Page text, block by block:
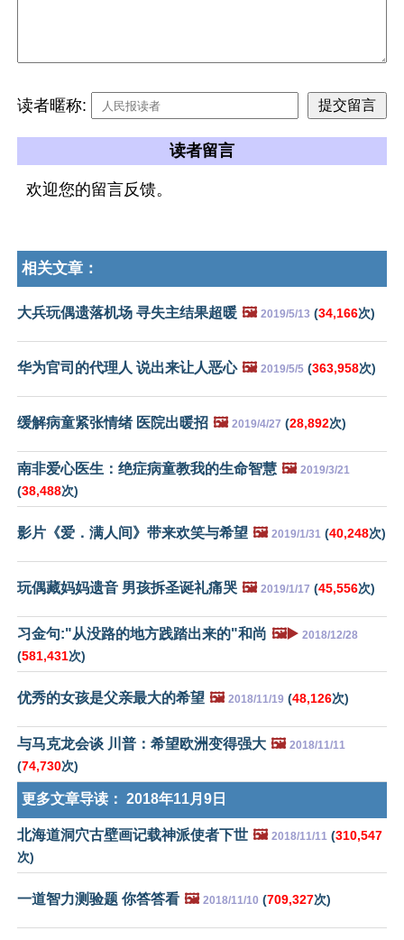
读者暱称:
读者留言
欢迎您的留言反馈。
相关文章：
大兵玩偶遗落机场 寻失主结果超暖 🖼️ 2019/5/13 (34,166次)
华为官司的代理人 说出来让人恶心 🖼️ 2019/5/5 (363,958次)
缓解病童紧张情绪 医院出暖招 🖼️ 2019/4/27 (28,892次)
南非爱心医生：绝症病童教我的生命智慧 🖼️ 2019/3/21
(38,488次)
影片《爱．满人间》带来欢笑与希望 🖼️ 2019/1/31 (40,248次)
玩偶藏妈妈遗音 男孩拆圣诞礼痛哭 🖼️ 2019/1/17 (45,556次)
习金句:"从没路的地方践踏出来的"和尚 🖼️▶️ 2018/12/28
(581,431次)
优秀的女孩是父亲最大的希望 🖼️ 2018/11/19 (48,126次)
与马克龙会谈 川普：希望欧洲变得强大 🖼️ 2018/11/11
(74,730次)
更多文章导读： 2018年11月9日
北海道洞穴古壁画记载神派使者下世 🖼️ 2018/11/11 (310,547
次)
一道智力测验题 你答答看 🖼️ 2018/11/10 (709,327次)